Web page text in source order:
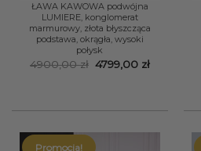
ŁAWA KAWOWA podwójna
LUMIERE, konglomerat
marmurowy, złota błyszcząca
podstawa, okrągła, wysoki
połysk
4900,00zł Pierwotna
cena
4799,00 złAktualna
Promocja!